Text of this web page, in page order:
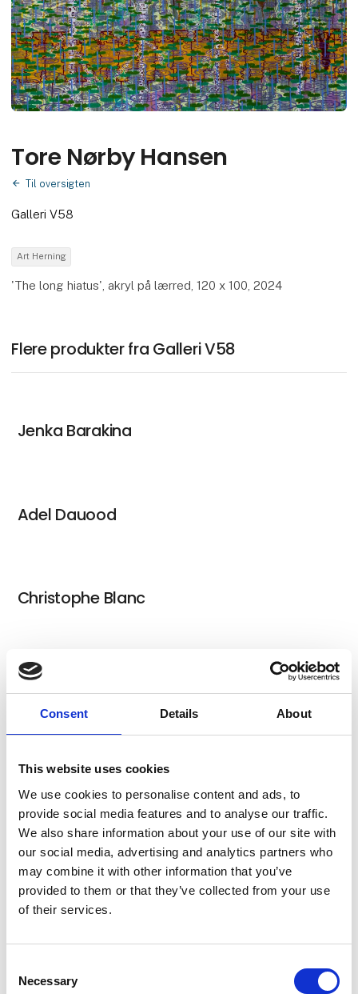
Consent Details About
This website uses cookies
We use cookies to personalise content and ads, to
provide social media features and to analyse our traffic.
We also share information about your use of our site with
our social media, advertising and analytics partners who
may combine it with other information that you’ve
provided to them or that they’ve collected from your use
of their services.
Selection
Necessary
Tore Nørby Hansen
Til oversigten
Galleri V58
Art Herning
'The long hiatus', akryl på lærred, 120 x 100, 2024
Flere produkter fra Galleri V58
Jenka Barakina
Adel Dauood
Christophe Blanc
Elin Engelsen
Adel Dauood .
Christophe Blanc.